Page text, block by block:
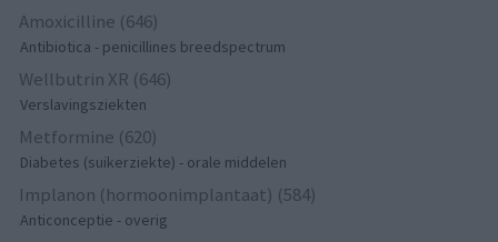
Amoxicilline (646)
Antibiotica - penicillines breedspectrum
Wellbutrin XR (646)
Verslavingsziekten
Metformine (620)
Diabetes (suikerziekte) - orale middelen
Implanon (hormoonimplantaat) (584)
Anticonceptie - overig